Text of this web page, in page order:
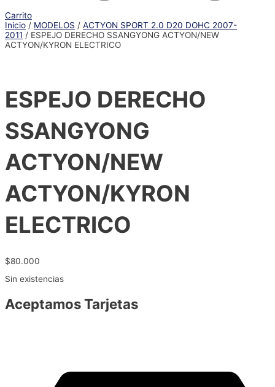
Carrito
Inicio / MODELOS / ACTYON SPORT 2.0 D20 DOHC 2007-
2011 / ESPEJO DERECHO SSANGYONG ACTYON/NEW
ACTYON/KYRON ELECTRICO
ESPEJO DERECHO
SSANGYONG
ACTYON/NEW
ACTYON/KYRON
ELECTRICO
$80.000
Sin existencias
Aceptamos Tarjetas